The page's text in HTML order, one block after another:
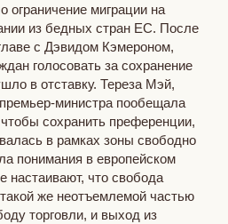
ограничение миграции на
из бедных стран ЕС. После
с Дэвидом Кэмероном,
голосовать за сохранение
в отставку. Тереза Мэй,
министра пообещала
сохранить преференции,
в рамках зоны свободно
понимания в европейском
настаивают, что свобода
же неотъемлемой частью
торговли, и выход из